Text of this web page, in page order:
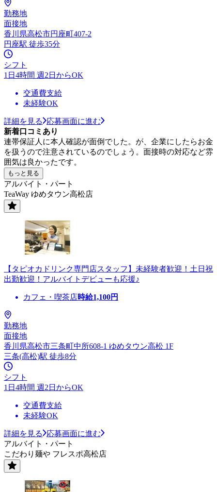
勤務地
面接地
香川県高松市円座町407-2
円座駅 徒歩35分
シフト
1日4時間 週2日からOK
交通費支給
未経験OK
詳細を見る
応募画面に進む
新着口コミあり
連帯保証人に本人確認が面倒でした。が、企業にしたらお金
を扱うので注意されているのでしょう。面接時の対応など雰
囲気は良かったです。
もっと見る
アルバイト・パート
TeaWay ゆめタウン高松店
【タピオカドリンク専門店スタッフ】未経験者歓迎！土日祝
出勤歓迎！アルバイトデビューも応援♪
カフェ・喫茶店時給1,100円
勤務地
面接地
香川県高松市三条町中所608-1 ゆめタウン高松 1F
三条(高松)駅 徒歩8分
シフト
1日4時間 週2日からOK
交通費支給
未経験OK
詳細を見る
応募画面に進む
アルバイト・パート
こだわり麺や フレスポ高松店